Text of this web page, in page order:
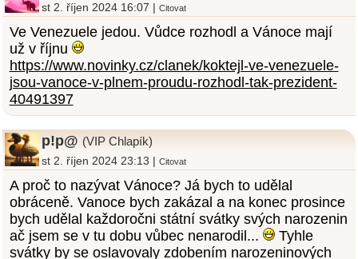
st 2. říjen 2024 16:07 |Citovat
Ve Venezuele jedou. Vůdce rozhodl a Vánoce mají
už v říjnu
https://www.novinky.cz/clanek/koktejl-ve-venezuele-
jsou-vanoce-v-plnem-proudu-rozhodl-tak-prezident-
40491397
p!p@ (VIP Chlapík)
st 2. říjen 2024 23:13 |Citovat
A proč to nazývat Vánoce? Já bych to udělal
obráceně. Vanoce bych zakázal a na konec prosince
bych udělal každoročni státní svátky svých narozenin
ač jsem se v tu dobu vůbec nenarodil...
Tyhle
svátky by se oslavovaly zdobením narozeninových